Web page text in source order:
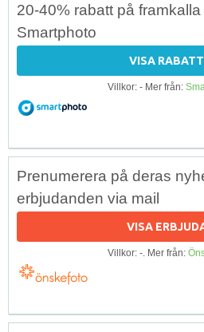
20-40% rabatt på
Smartphoto
VISA
Villkor: - Mer från:
Prenumerera på deras
erbjudanden via mail
VISA
Villkor: -. Mer från: